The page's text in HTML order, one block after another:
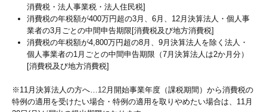
消費税・法人事業税・法人住民税]
消費税の年税額が400万円超の3月、6月、12月決算法人・個人事
業者の3月ごとの中間申告期限[消費税及び地方消費税]
消費税の年税額が4,800万円超の8月、9月決算法人を除く法人・
個人事業者の1月ごとの中間申告期限（7月決算法人は2か月分）
[消費税及び地方消費税]
※11月決算法人の方へ…12月開始事業年度（課税期間）から消費税の
特例の適用を受けたい場合・特例の適用を取りやめたい場合は、11月